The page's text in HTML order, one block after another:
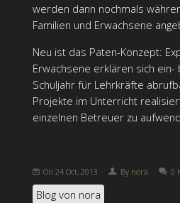
werden dann nochmals
Familien und Erwachsene
Neu ist das Paten-Konzept:
Erwachsene erklären sich ein-
Schuljahr für Lehrkräfte
Projekte im Unterricht
einzelnen Betreuer zu
On24 Oct, 2013 By nora 0
Blog von nora